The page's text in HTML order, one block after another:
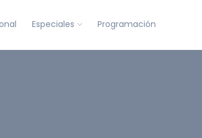
Especiales Programación